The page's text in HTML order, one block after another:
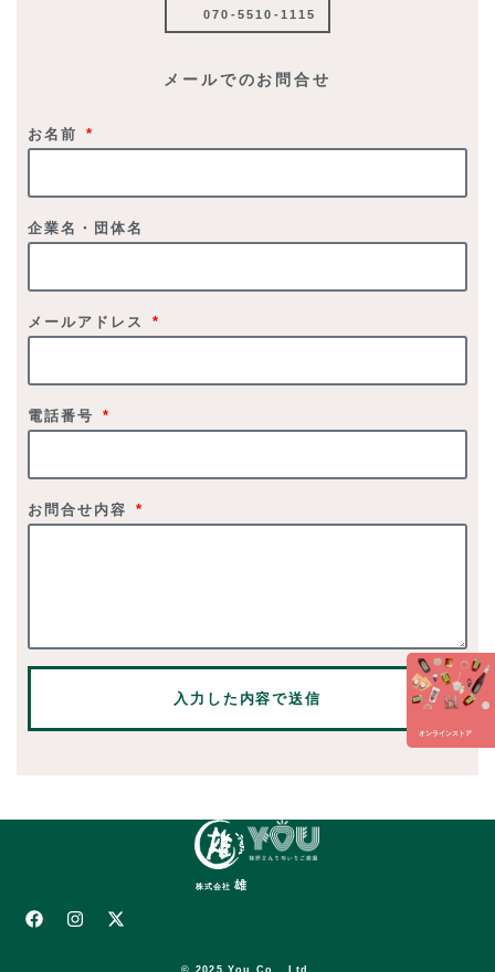
オンラインストア
070-5510-1115
メールでのお問合せ
お名前
企業名・団体名
メールアドレス
電話番号
お問合せ内容
入力した内容で送信
株式会社 雄
© 2025 You Co., Ltd.